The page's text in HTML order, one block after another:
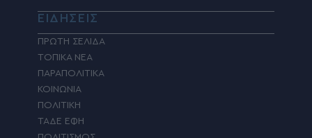
ΕΙΔΗΣΕΙΣ
ΠΡΩΤΗ ΣΕΛΙΔΑ
ΤΟΠΙΚΑ ΝΕΑ
ΠΑΡΑΠΟΛΙΤΙΚΑ
ΚΟΙΝΩΝΙΑ
ΠΟΛΙΤΙΚΗ
ΤΑΔΕ ΕΦΗ